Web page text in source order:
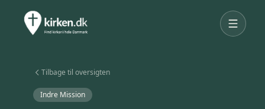
Tilbage til oversigten
Indre Mission